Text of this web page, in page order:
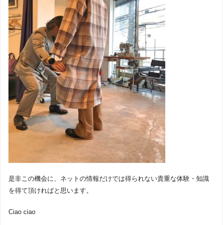
是非この機会に、ネットの情報だけでは得られない貴重な体験・知識
を得て頂ければと思います。
Ciao ciao